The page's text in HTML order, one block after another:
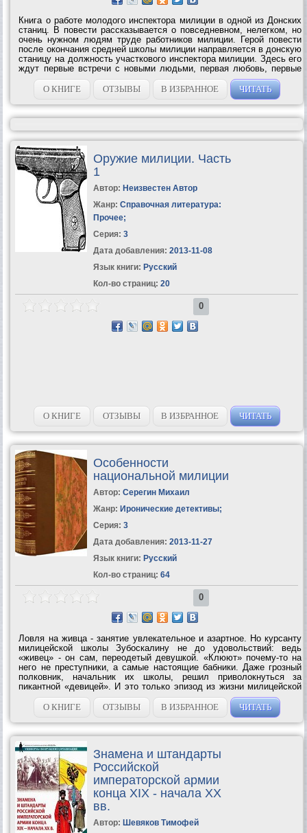
Книга о работе молодого инспектора милиции в одной из Донских
станиц. В повести рассказывается о повседневном, нелегком, но
очень нужном людям труде работников милиции. Герой повести
после окончания средней школы милиции направляется в донскую
станицу на должность участкового инспектора милиции. Здесь его
ждут первые встречи с новыми людьми, первая любовь, первые
трудности и успехи на избранном им...
О КНИГЕ
ОТЗЫВЫ В ИЗБРАННОЕ ЧИТАТЬ
Оружие милиции. Часть
1
Автор: Неизвестен Автор
Жанр: Справочная литература:
Прочее;
Серия: 3
Дата добавления: 2013-11-08
Язык книги: Русский
Кол-во страниц: 20
0
О КНИГЕ ОТЗЫВЫ В ИЗБРАННОЕ ЧИТАТЬ
Особенности
национальной милиции
Автор: Серегин Михаил
Жанр: Иронические детективы;
Серия: 3
Дата добавления: 2013-11-27
Язык книги: Русский
Кол-во страниц: 64
0
Ловля на живца - занятие увлекательное и азартное. Но курсанту
милицейской школы Зубоскалину не до удовольствий: ведь
«живец» - он сам, переодетый девушкой. «Клюют» почему-то на
него не преступники, а самые настоящие бабники. Даже грозный
полковник, начальник их школы, решил приволокнуться за
пикантной «девицей». И это только эпизод из жизни милицейской
школы. А лысые байкеры, а чокнутые бомжи, а колдунья-воровка
Да и сами курсанты на...
О КНИГЕ ОТЗЫВЫ В ИЗБРАННОЕ ЧИТАТЬ
Знамена и штандарты
Российской
императорской армии
конца XIX - начала XX
вв.
Автор: Шевяков Тимофей